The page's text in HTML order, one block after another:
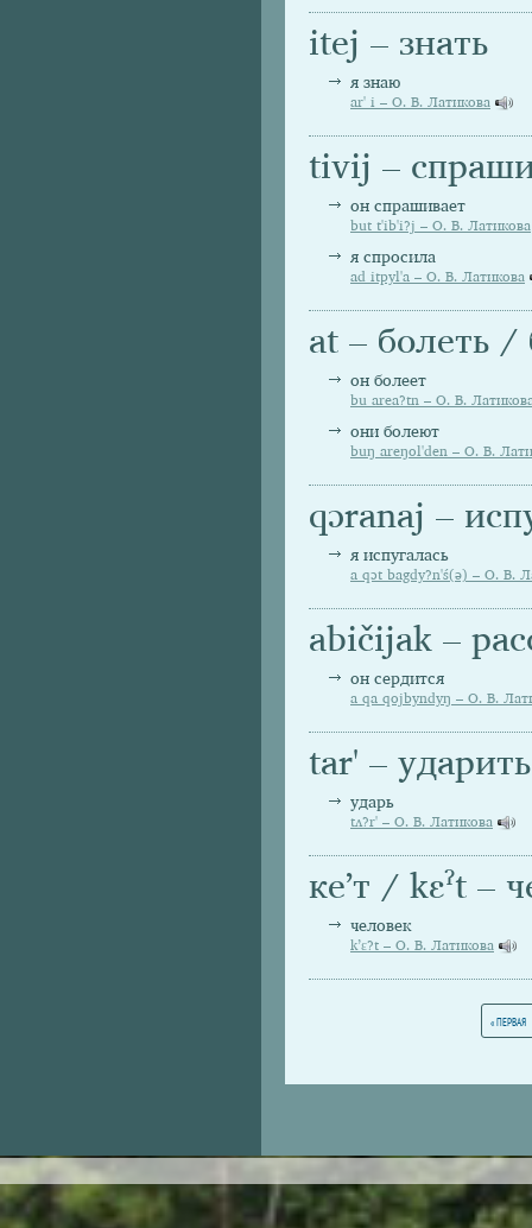
itej – знать
я знаю
ar' i – О. В. Латикова
tivij –
он спрашивает
but t'ib'i?j – О. В. Латикова
я спросила
ad itpyl'a – О. В. Латикова
at – болеть
он болеет
bu area?tn – О. В.
они болеют
buŋ areŋol'den – О. В.
qɔranaj –
я испугалась
a qɔt bagdy?n'ś(ə) – О. В.
abičijak –
он сердится
a qa qojbyndyŋ – О. В.
tar' – ударить
ударь
tʌ?r' – О. В. Латикова
кеʼт / kɛˀt –
человек
k’ε?t – О. В. Латикова
« ПЕРВАЯ